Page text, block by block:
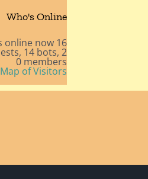
Who's Online
16 visitors online now
2 guests,
14 bots,
0 members
Map of Visitors